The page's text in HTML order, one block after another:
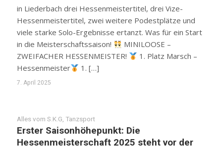
in Liederbach drei Hessenmeistertitel, drei Vize-
Hessenmeistertitel, zwei weitere Podestplätze und
viele starke Solo-Ergebnisse ertanzt. Was für ein Start
in die Meisterschaftssaison!
MINILOOSE –
ZWEIFACHER HESSENMEISTER!
1. Platz Marsch –
Hessenmeister
1. […]
7. April 2025
Alles vom S.K.G Tanzsport
Erster Saisonhöhepunkt: Die
Hessenmeisterschaft 2025 steht vor der